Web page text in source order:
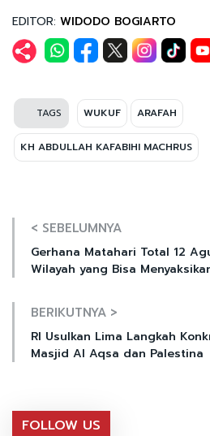
EDITOR: WIDODO BOGIARTO
TAGS WUKUF ARAFAH
KH ABDULLAH KAFABIHI MACHRUS
< SEBELUMNYA
Gerhana Matahari Total 12
Wilayah yang Bisa
BERIKUTNYA >
RI Usulkan Lima Langkah
Masjid Al Aqsa dan Palestina
FOLLOW US